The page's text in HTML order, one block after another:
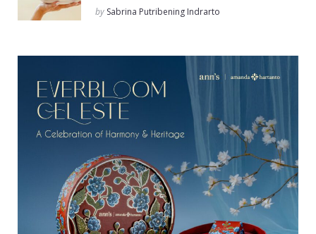
Posted
by Sabrina Putribening Indrarto